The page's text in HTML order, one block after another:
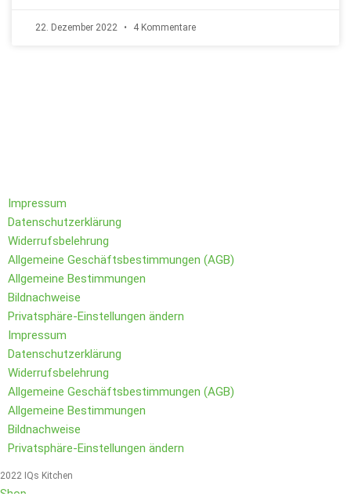
22. Dezember 2022 4 Kommentare
Impressum
Datenschutzerklärung
Widerrufsbelehrung
Allgemeine Geschäftsbestimmungen (AGB)
Allgemeine Bestimmungen
Bildnachweise
Privatsphäre-Einstellungen ändern
Impressum
Datenschutzerklärung
Widerrufsbelehrung
Allgemeine Geschäftsbestimmungen (AGB)
Allgemeine Bestimmungen
Bildnachweise
Privatsphäre-Einstellungen ändern
2022 IQs Kitchen
Shop